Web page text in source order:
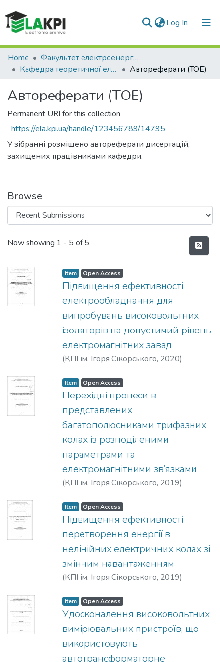
Log In (current)
Communities & Collections
All of DSpace
Statistics
Home
Факультет електроенерготехніки та автоматики (ФЕА)
Кафедра теоретичної електротехніки (ТОЕ)
Автореферати (ТОЕ)
Автореферати (ТОЕ)
Permanent URI for this collection
https://ela.kpi.ua/handle/123456789/14795
У зібранні розміщено автореферати дисертацій,
захищених працівниками кафедри.
Browse
Recent Submissions
Now showing 1 - 5 of 5
Item Open Access
Підвищення ефективності
електрообладнання для
випробувань високовольтних
ізоляторів на допустимий рівень
електромагнітних завад
(КПІ ім. Ігоря Сікорського, 2020)
Item Open Access
Перехідні процеси в
представлених
багатополюсниками трифазних
колах із розподіленими
параметрами та
електромагнітними зв’язками
(КПІ ім. Ігоря Сікорського, 2019)
Item Open Access
Підвищення ефективності
перетворення енергії в
нелінійних електричних колах зі
змінним навантаженням
(КПІ ім. Ігоря Сікорського, 2019)
Item Open Access
Удосконалення високовольтних
вимірювальних пристроїв, що
використовують
автотрансформаторне